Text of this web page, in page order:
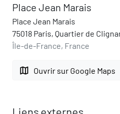
Place Jean Marais
Place Jean Marais
75018 Paris, Quartier de
Île-de-France, France
map Ouvrir sur Google Maps